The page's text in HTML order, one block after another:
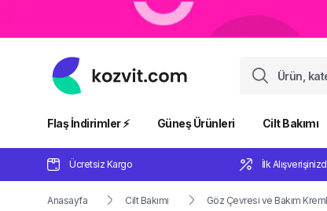
Flaş İndirimler ⚡️ Güneş Ürünleri Cilt Bakımı
Ücretsiz Kargo İlk
Anasayfa Cilt Bakımı Göz Çevresi ve Bakım